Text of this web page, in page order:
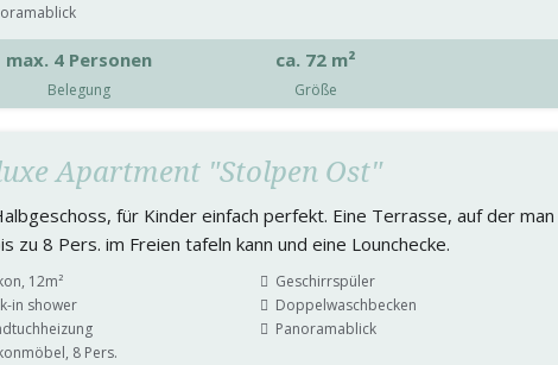
max. 4 Personen
Belegung
ca. 72 m²
Größe
Apartment "Stolpen Ost"
für Kinder einfach perfekt. Eine Terrasse, auf der man
zu 8 Pers. im Freien tafeln kann und eine Lounchecke.
12m²
Geschirrspüler
in shower
Doppelwaschbecken
Panoramablick
8 Pers.